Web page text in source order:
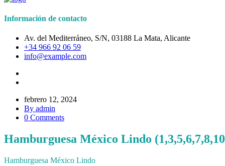
Información de contacto
Av. del Mediterráneo, S/N, 03188 La Mata, Alicante
+34 966 92 06 59
info@example.com
febrero 12, 2024
By admin
0 Comments
Hamburguesa México Lindo
Hamburguesa México Lindo